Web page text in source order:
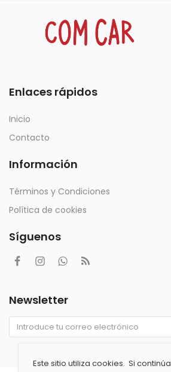
Enlaces rápidos
Inicio
Contacto
Información
Términos y Condiciones
Política de cookies
Síguenos
Newsletter
Este sitio utiliza cookies. Si continúa